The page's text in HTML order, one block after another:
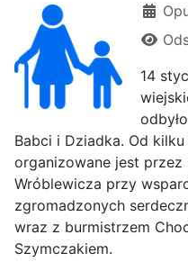
14
Babci i Dziadka. Od
organizowane jest przez
Wróblewicza przy
zgromadzonych
wraz z burmistrzem
Szymczakiem.